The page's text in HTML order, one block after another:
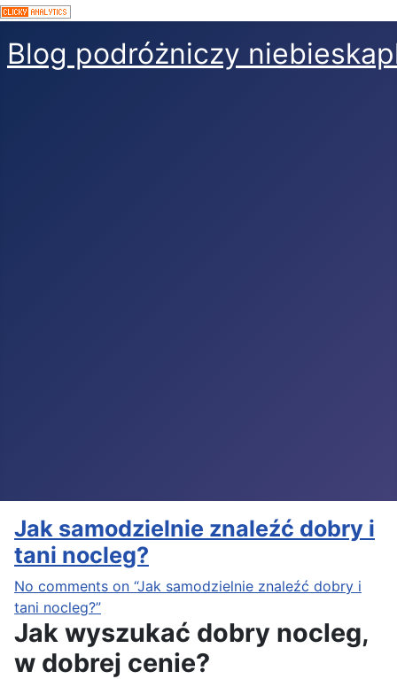
Blog podróżniczy
Jak samodzielnie znaleźć dobry i
tani nocleg?
No comments on “Jak samodzielnie znaleźć dobry i
tani nocleg?”
Jak wyszukać dobry nocleg,
w dobrej cenie?